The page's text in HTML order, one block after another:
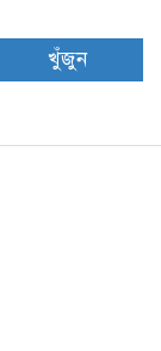
খুঁজুন